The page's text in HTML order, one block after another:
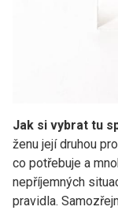
Jak si vybrat tu
ženu její druhou
co potřebuje a
nepříjemných
pravidla.